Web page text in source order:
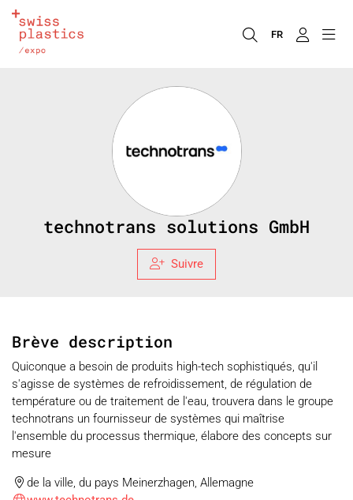
FR
technotrans solutions GmbH
Suivre
Brève description
Quiconque a besoin de produits high-tech sophistiqués, qu'il
s'agisse de systèmes de refroidissement, de régulation de
température ou de traitement de l'eau, trouvera dans le groupe
technotrans un fournisseur de systèmes qui maîtrise
l'ensemble du processus thermique, élabore des concepts sur
mesure
de la ville, du pays Meinerzhagen, Allemagne